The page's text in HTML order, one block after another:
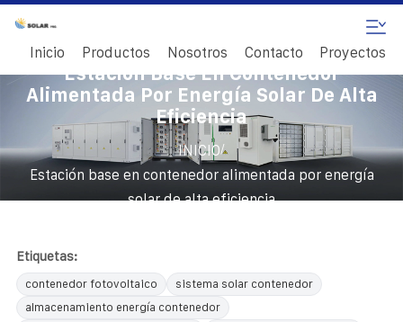
Inicio Productos Nosotros Contacto Proyectos
Estación Base En Contenedor
Alimentada Por Energía Solar De Alta
Eficiencia
INICIO/
Estación base en contenedor alimentada por energía
solar de alta eficiencia
Etiquetas:
contenedor fotovoltaico
sistema solar contenedor
almacenamiento energía contenedor